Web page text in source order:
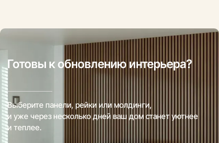
Готовы к обновлению интерьера?
Выберите панели, рейки или молдинги,
и уже через несколько дней ваш дом станет уютнее
и теплее.